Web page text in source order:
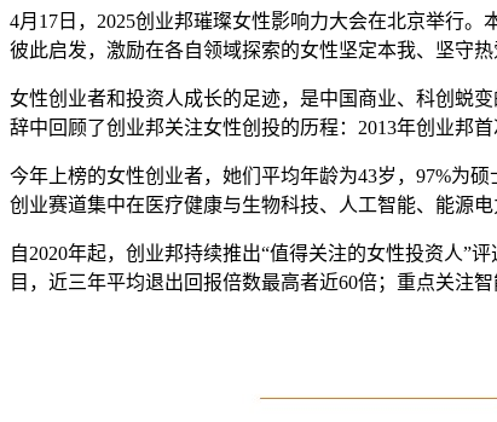
4月17日，2025创业邦璀璨女性影响力大会在北京举行
彼此启发，激励在各自领域探索的女性坚定本我、坚守热
女性创业者和投资人成长的足迹，是中国商业、科创蜕
辞中回顾了创业邦关注女性创投的历程：2013年创业邦
今年上榜的女性创业者，她们平均年龄为43岁，97%为
创业赛道集中在医疗健康与生物科技、人工智能、能源
自2020年起，创业邦持续推出“值得关注的女性投资人”
目，近三年平均退出回报倍数最高者近60倍；重点关注